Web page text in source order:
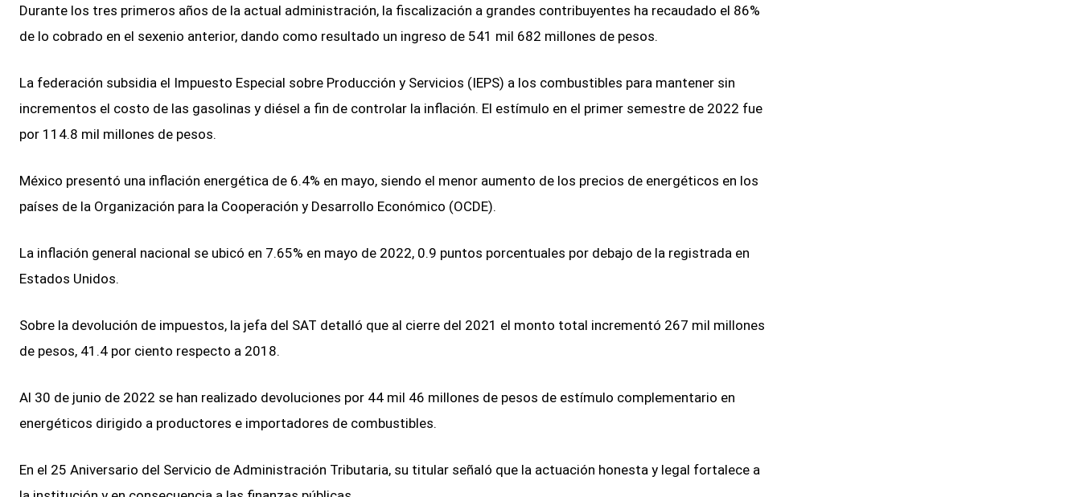
Durante los tres primeros años de la actual administración, la fiscalización a grandes contribuyentes ha recaudado el 86%
de lo cobrado en el sexenio anterior, dando como resultado un ingreso de 541 mil 682 millones de pesos.
La federación subsidia el Impuesto Especial sobre Producción y Servicios (IEPS) a los combustibles para mantener sin
incrementos el costo de las gasolinas y diésel a fin de controlar la inflación. El estímulo en el primer semestre de 2022 fue
por 114.8 mil millones de pesos.
México presentó una inflación energética de 6.4% en mayo, siendo el menor aumento de los precios de energéticos en los
países de la Organización para la Cooperación y Desarrollo Económico (OCDE).
La inflación general nacional se ubicó en 7.65% en mayo de 2022, 0.9 puntos porcentuales por debajo de la registrada en
Estados Unidos.
Sobre la devolución de impuestos, la jefa del SAT detalló que al cierre del 2021 el monto total incrementó 267 mil millones
de pesos, 41.4 por ciento respecto a 2018.
Al 30 de junio de 2022 se han realizado devoluciones por 44 mil 46 millones de pesos de estímulo complementario en
energéticos dirigido a productores e importadores de combustibles.
En el 25 Aniversario del Servicio de Administración Tributaria, su titular señaló que la actuación honesta y legal fortalece a